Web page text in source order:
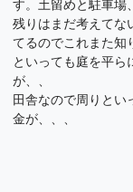
す。土留めと駐車場
残りはまだ考えてな
てるのでこれまた知
といっても庭を平ら
が、、
田舎なので周りとい
金が、、、